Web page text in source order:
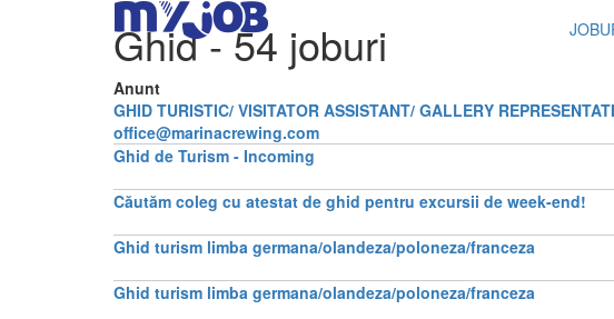
Ghid- 54 joburi
Anunt
GHID TURISTIC/ VISITATOR ASSISTANT/ GALLERY
office@marinacrewing.com
Ghid de Turism - Incoming
Căutăm coleg cu atestat de ghid pentru excursii de week-end!
Ghid turism limba germana/olandeza/poloneza/franceza
Ghid turism limba germana/olandeza/poloneza/franceza